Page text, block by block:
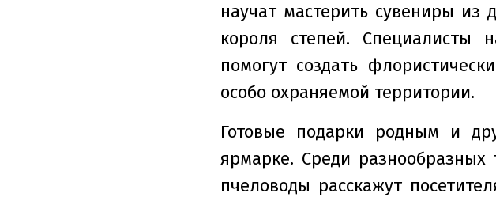
научат мастерить сувениры
короля степей. Специалисты
помогут создать
особо охраняемой территории.
Готовые подарки родным и
ярмарке. Среди
пчеловоды расскажут